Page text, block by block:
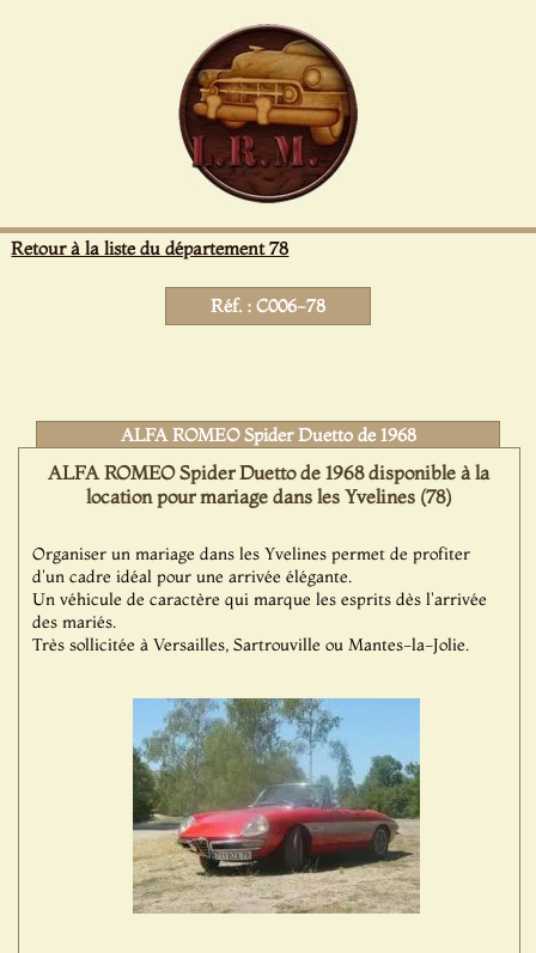
Retour à la liste du département 78
Réf. : C006-78
ALFA ROMEO Spider Duetto de 1968
ALFA ROMEO Spider Duetto de 1968 disponible à la
location pour mariage dans les Yvelines (78)
Organiser un mariage dans les Yvelines permet de profiter
d'un cadre idéal pour une arrivée élégante.
Un véhicule de caractère qui marque les esprits dès l'arrivée
des mariés.
Très sollicitée à Versailles, Sartrouville ou Mantes-la-Jolie.